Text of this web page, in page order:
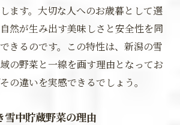
ます。大切な人へのお歳暮として選
然が生み出す美味しさと安全性を同
きるのです。この特性は、新潟の雪
の野菜と一線を画す理由となってお
の違いを実感できるでしょう。
雪中貯蔵野菜の理由